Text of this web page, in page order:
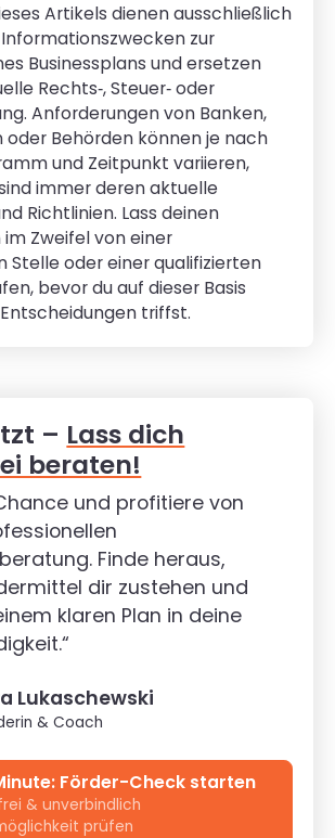
Artikels dienen ausschließlich
zur
Businessplans und ersetzen
Rechts‑, Steuer‑ oder
Anforderungen von Banken,
oder Behörden können je nach
und Zeitpunkt variieren,
immer deren aktuelle
Richtlinien. Lass deinen
im Zweifel von einer
Stelle oder einer qualifizierten
bevor du auf dieser Basis
triffst.
– Lass dich
beraten!
und profitiere von
Finde heraus,
dir zustehen und
klaren Plan in deine
Lukaschewski
& Coach
Förder-Check starten
& unverbindlich
prüfen